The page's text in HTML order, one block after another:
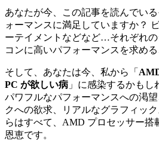
あなたが今、この記事を読んでい
ォーマンスに満足していますか？
ーテイメントなどなど…それぞれ
コンに高いパフォーマンスを求める
そして、あなたは今、私から「
PC が欲しい病 」に感染するかもし
パワフルなパフォーマンスへの渇
クへの欲求、リアルなグラフィッ
らはすべて、AMD プロセッサー搭
恩恵です。